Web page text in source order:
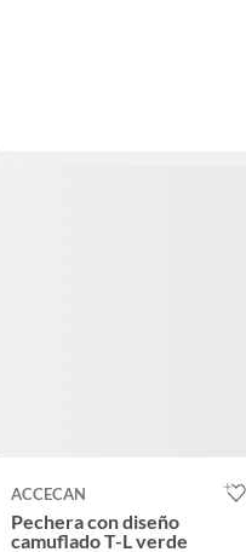
ACCECAN
Pechera con diseño
camuflado T-L verde